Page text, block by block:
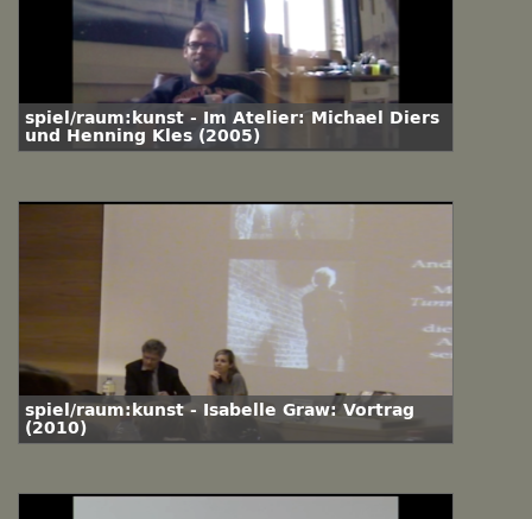
spiel/raum:kunst - Im Atelier: Michael Diers
und Henning Kles (2005)
spiel/raum:kunst - Isabelle Graw: Vortrag
(2010)